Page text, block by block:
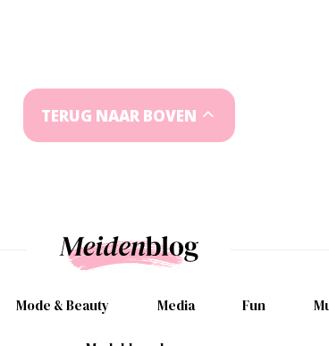
TERUG NAAR BOVEN
Mode & Beauty Media Fun